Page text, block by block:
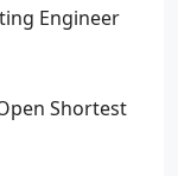
Engineer
Shortest